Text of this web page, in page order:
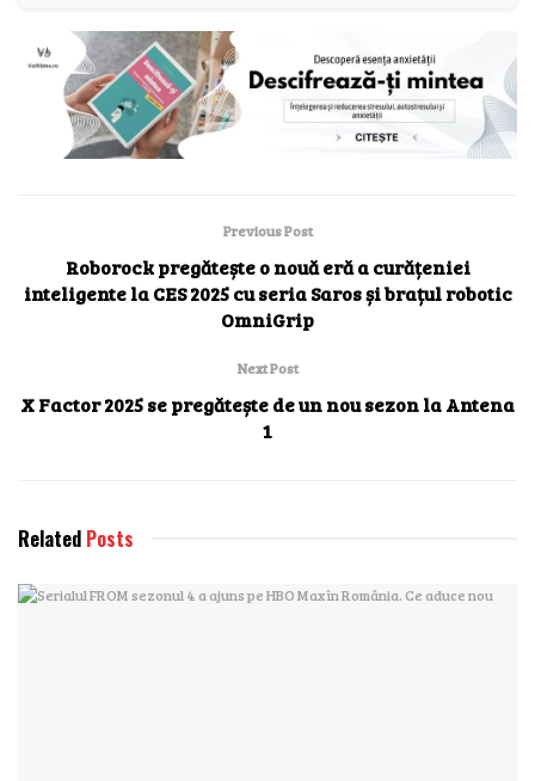
Previous Post
Roborock pregătește o nouă eră a curățeniei
inteligente la CES 2025 cu seria Saros și brațul robotic
OmniGrip
Next Post
X Factor 2025 se pregătește de un nou sezon la Antena
1
Related Posts